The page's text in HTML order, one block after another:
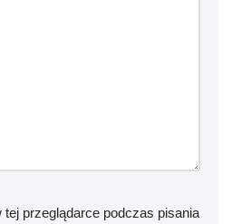
tej przeglądarce podczas pisania